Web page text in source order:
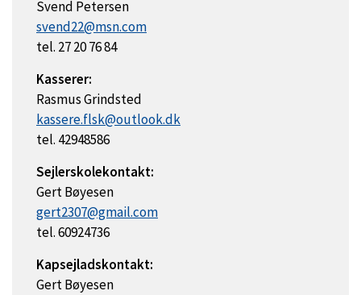
Svend Petersen
svend22@msn.com
tel. 27 20 76 84
Kasserer:
Rasmus Grindsted
kassere.flsk@outlook.dk
tel. 42948586
Sejlerskolekontakt:
Gert Bøyesen
gert2307@gmail.com
tel. 60924736
Kapsejladskontakt:
Gert Bøyesen